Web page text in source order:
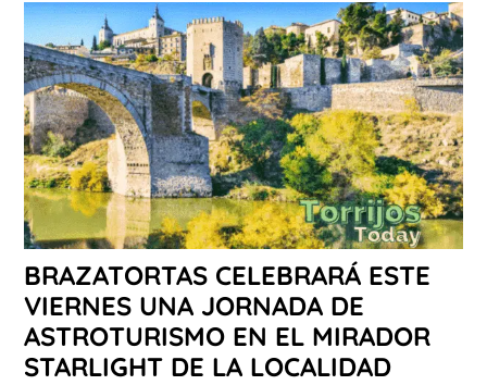
BRAZATORTAS CELEBRARÁ ESTE
VIERNES UNA JORNADA DE
ASTROTURISMO EN EL MIRADOR
STARLIGHT DE LA LOCALIDAD